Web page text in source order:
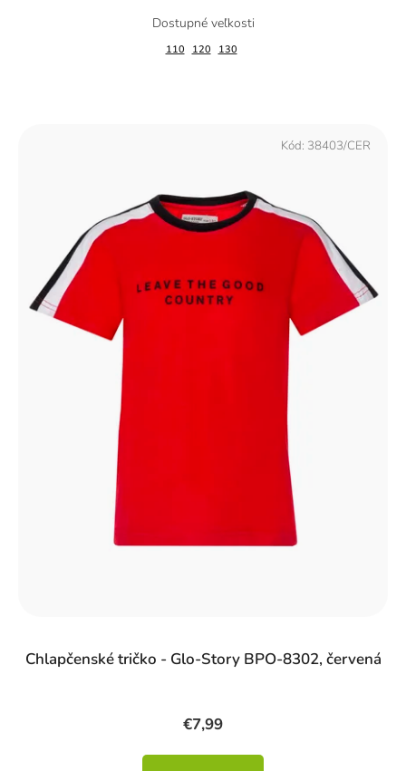
110 120 130
Chlapčenské tričko - Glo-Story BPO-8302, červená
€7,99
Kód: 38403/CER